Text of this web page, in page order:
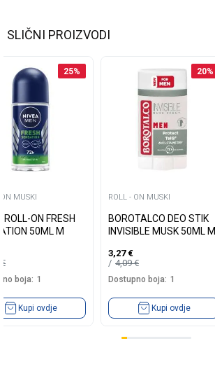
SLIČNI PROIZVODI
25%
MUSKI
ROLL-ON FRESH
50ML M
€
boja: 1
Kupi ovdje
20%
ROLL - ON MUSKI
BOROTALCO DEO STIK
INVISIBLE MUSK 50ML M
3,27 €
4,09€
Dostupno boja: 1
Kupi ovdje